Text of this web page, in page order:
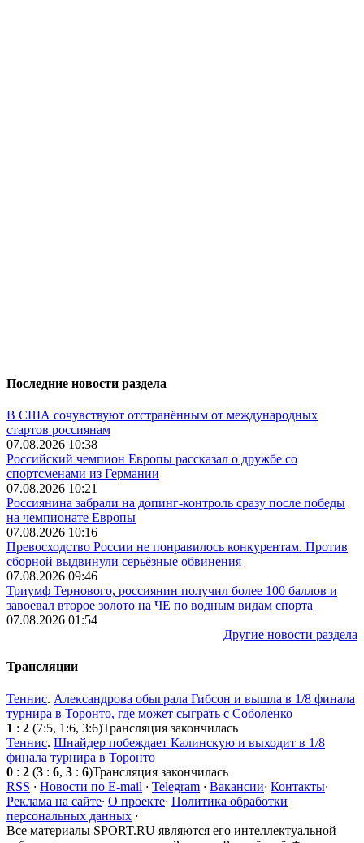
Последние новости раздела
В США сочувствуют отстранённым от международных
стартов россиянам
07.08.2026 10:38
Российский чемпион Европы рассказал о дружбе со
спортсменами из Германии
07.08.2026 10:21
Россиянина забрали на допинг-контроль сразу после победы
на чемпионате Европы
07.08.2026 10:16
Превосходство России не понравилось конкурентам. Против
сборной выдвинули серьёзные обвинения
07.08.2026 09:46
Триумф Тернового, россиянин получил более 100 баллов и
завоевал второе золото на ЧЕ по водным видам спорта
07.08.2026 01:54
Другие новости раздела
Трансляции
Теннис. Александрова обыграла Гибсон и вышла в 1/8 финала
турнира в Торонто, где может сыграть с Соболенко
1 : 2 (7:5, 1:6, 3:6)Трансляция закончилась
Теннис. Шнайдер побеждает Калинскую и выходит в 1/8
финала турнира в Торонто
0 : 2 (3 : 6, 3 : 6)Трансляция закончилась
RSS · Новости по E-mail · Telegram · Вакансии· Контакты·
Реклама на сайте· О проекте· Политика обработки
персональных данных ·
Все материалы SPORT.RU являются его интеллектуальной